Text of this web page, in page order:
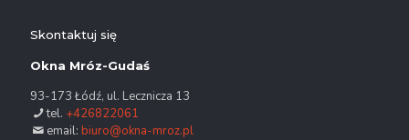
Skontaktuj się
Okna Mróz-Gudaś
93-173 Łódź, ul. Lecznicza 13
tel. +426822061
email: biuro@okna-mroz.pl